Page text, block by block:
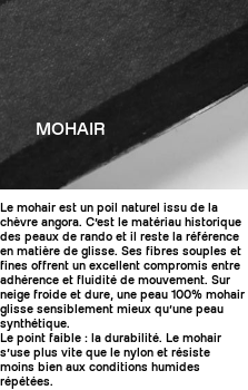
MOHAIR
Le mohair est un poil naturel issu de la
chèvre angora. C’est le matériau historique
des peaux de rando et il reste la référence
en matière de glisse. Ses fibres souples et
fines offrent un excellent compromis entre
adhérence et fluidité de mouvement. Sur
neige froide et dure, une peau 100% mohair
glisse sensiblement mieux qu’une peau
synthétique.
Le point faible : la durabilité. Le mohair
s’use plus vite que le nylon et résiste
moins bien aux conditions humides
répétées.